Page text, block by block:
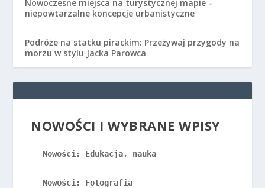
Nowoczesne miejsca na turystycznej mapie –
niepowtarzalne koncepcje urbanistyczne
Podróże na statku pirackim: Przeżywaj przygody na
morzu w stylu Jacka Parowca
NOWOŚCI I WYBRANE WPISY
Nowości: Edukacja, nauka
Nowości: Fotografia